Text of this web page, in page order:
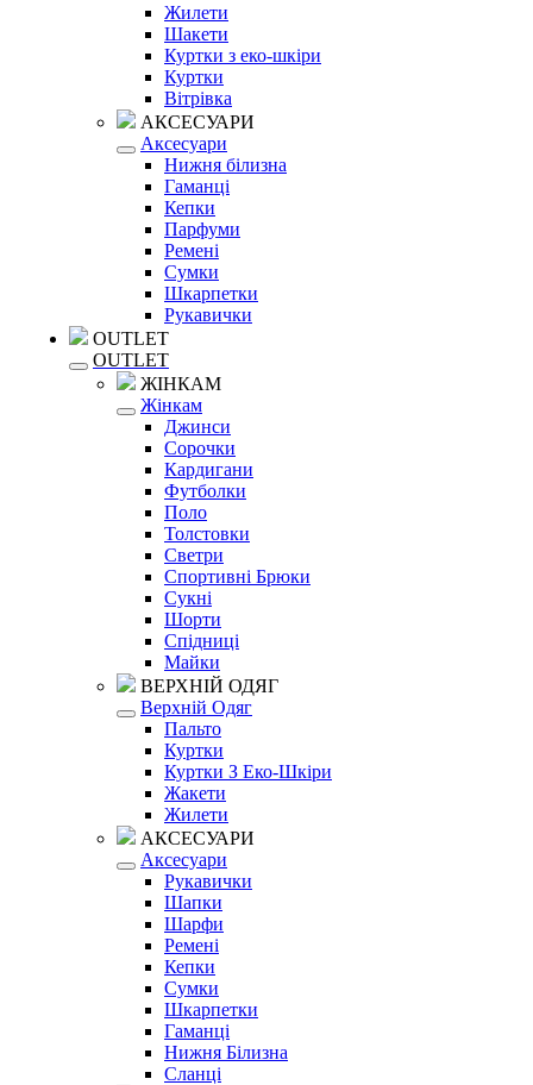
Жилети
Шакети
Куртки з еко-шкіри
Куртки
Вітрівка
АКСЕСУАРИ
Аксесуари
Нижня білизна
Гаманці
Кепки
Парфуми
Ремені
Сумки
Шкарпетки
Рукавички
OUTLET
OUTLET
ЖІНКАМ
Жінкам
Джинси
Сорочки
Кардигани
Футболки
Поло
Толстовки
Светри
Спортивні Брюки
Сукні
Шорти
Спідниці
Майки
ВЕРХНІЙ ОДЯГ
Верхній Одяг
Пальто
Куртки
Куртки З Еко-Шкіри
Жакети
Жилети
АКСЕСУАРИ
Аксесуари
Рукавички
Шапки
Шарфи
Ремені
Кепки
Сумки
Шкарпетки
Гаманці
Нижня Білизна
Сланці